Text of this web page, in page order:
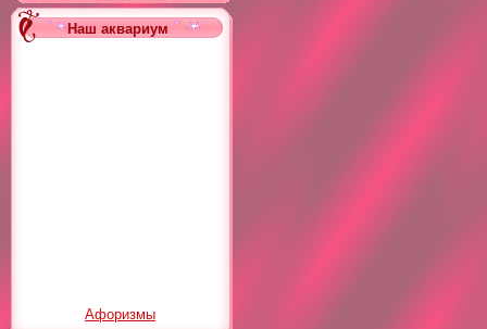
Наш аквариум
Афоризмы